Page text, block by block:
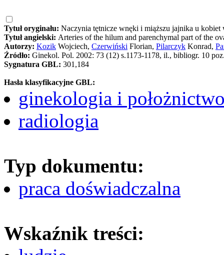
Tytuł oryginału: Naczynia tętnicze wnęki i miąższu jajnika u
Tytuł angielski: Arteries of the hilum and parenchymal part of the
Autorzy: Kozik Wojciech, Czerwiński Florian, Pilarczyk Konrad,
Źródło: Ginekol. Pol. 2002: 73 (12) s.1173-1178, il., bibliogr. 10
Sygnatura GBL: 301,184
Hasła klasyfikacyjne GBL:
ginekologia i
radiologia
Typ dokumentu:
praca doświadczalna
Wskaźnik treści: